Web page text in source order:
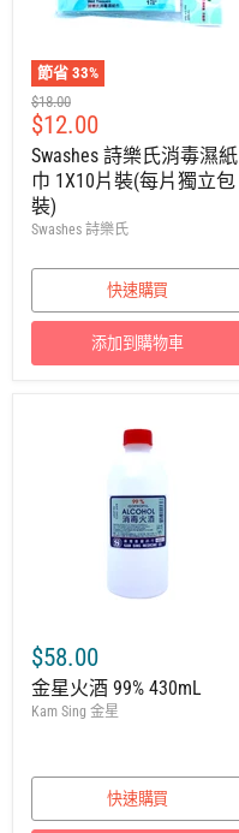
節省 33%
建
議
零
售
價
$18.00
售
價
$12.00
Swashes 詩樂氏消毒濕紙
巾 1X10片裝(每片獨立包
裝)
Swashes 詩樂氏
快速購買
添加到購物車
$58.00
金星火酒 99% 430mL
Kam Sing 金星
快速購買